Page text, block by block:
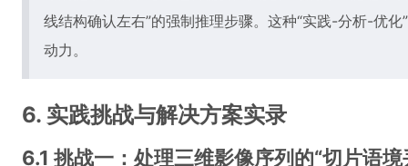
线结构确认左右”的强制推理步骤。这种“实践-分析-优
动力。
6. 实践挑战与解决方案实录
6.1 挑战一：处理三维影像序列的“切片语境